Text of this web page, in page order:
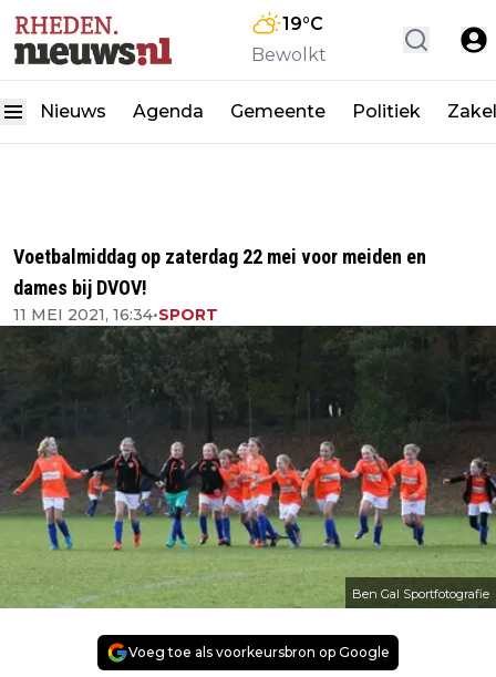
19°C
Bewolkt
Nieuws Agenda Gemeente Politiek
Voetbalmiddag op zaterdag 22 mei voor meiden en
dames bij DVOV!
11 MEI 2021, 16:34•SPORT
Ben Gal Sportfotografie
Voeg toe als voorkeursbron op Google